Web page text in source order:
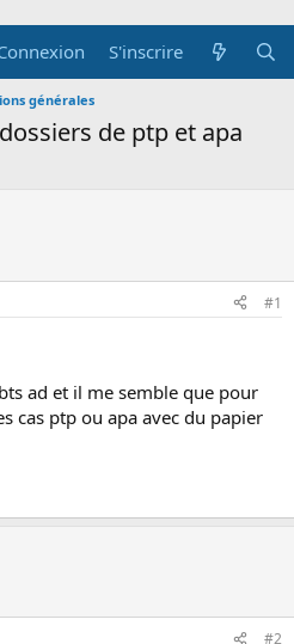
S'inscrire
générales
de ptp et apa
#1
ad et il me semble que pour
cas ptp ou apa avec du papier
#2